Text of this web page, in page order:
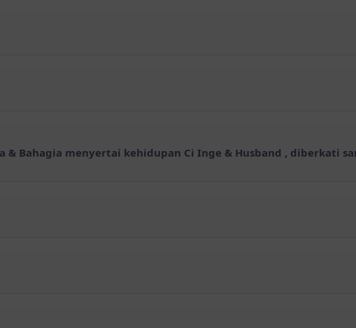
& Bahagia menyertai kehidupan Ci Inge & Husband , diberkati